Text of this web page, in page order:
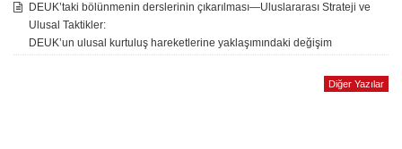
DEUK’taki bölünmenin derslerinin çıkarılması—Uluslararası Strateji ve
Ulusal Taktikler:
DEUK’un ulusal kurtuluş hareketlerine yaklaşımındaki değişim
Diğer Yazılar